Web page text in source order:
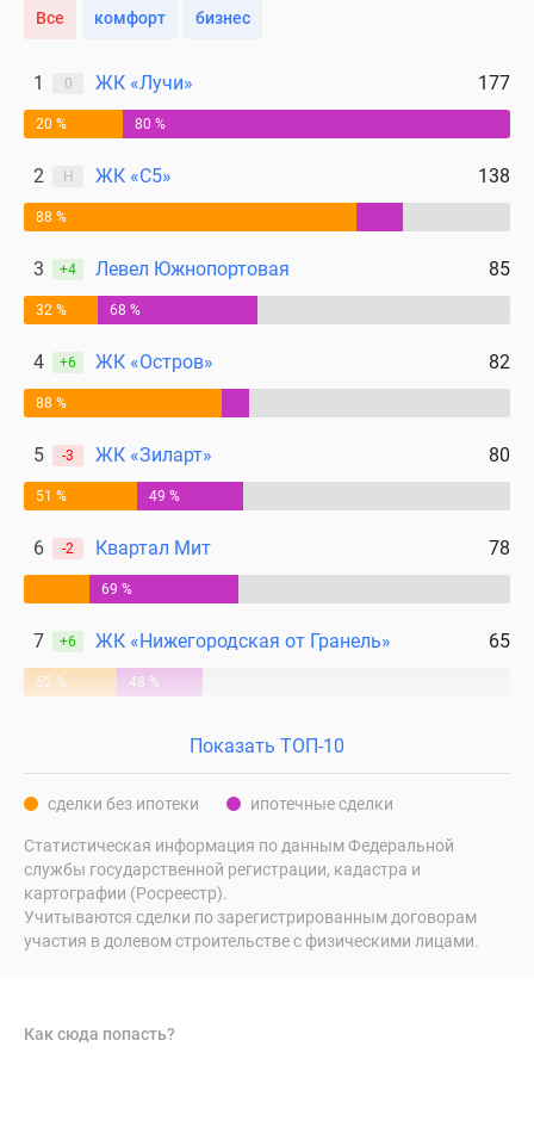
Дома
коттеджи
поселки
Новой
Москве
коттеджные
поселки
Строящиеся
коттеджные
поселки
Коттеджные
поселки
лесу
Коттеджные
поселки
Коттеджные
поселки
Коттеджи
Скидки
акции
Макс
Все комфорт бизнес
1 0 ЖК «Лучи» 177
20 % 80 %
2 Н ЖК «С5» 138
88 %
3 +4 Левел Южнопортовая 85
32 % 68 %
4 +6 ЖК «Остров» 82
88 %
5 -3 ЖК «Зиларт» 80
51 % 49 %
6 -2 Квартал Мит 78
69 %
7 +6 ЖК «Нижегородская от Гранель» 65
52 % 48 %
Показать ТОП-10
сделки без ипотеки ипотечные сделки
Статистическая информация по данным Федеральной
службы государственной регистрации, кадастра и
картографии (Росреестр).
Учитываются сделки по зарегистрированным договорам
участия в долевом строительстве с физическими лицами.
Как сюда попасть?